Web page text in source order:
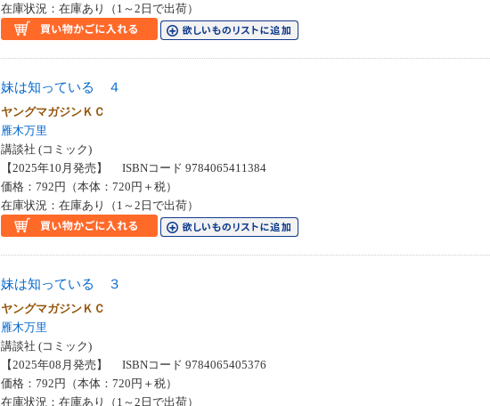
在庫状況：在庫あり（1～2日で出荷）
妹は知っている ４
ヤングマガジンＫＣ
雁木万里
講談社 (コミック)
【2025年10月発売】 ISBNコード 9784065411384
価格：792円（本体：720円＋税）
在庫状況：在庫あり（1～2日で出荷）
妹は知っている ３
ヤングマガジンＫＣ
雁木万里
講談社 (コミック)
【2025年08月発売】 ISBNコード 9784065405376
価格：792円（本体：720円＋税）
在庫状況：在庫あり（1～2日で出荷）